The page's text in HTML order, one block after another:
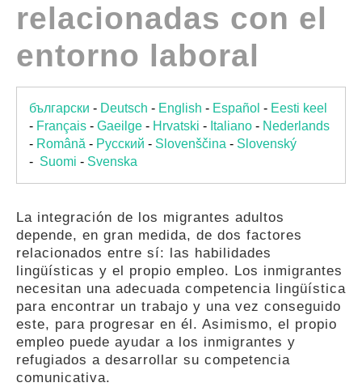
relacionadas con el
entorno laboral
български - Deutsch - English - Español - Eesti keel
- Français - Gaeilge - Hrvatski - Italiano - Nederlands
- Română - Pусский - Slovenščina - Slovenský
- Suomi - Svenska
La integración de los migrantes adultos
depende, en gran medida, de dos factores
relacionados entre sí: las habilidades
lingüísticas y el propio empleo. Los inmigrantes
necesitan una adecuada competencia lingüística
para encontrar un trabajo y una vez conseguido
este, para progresar en él. Asimismo, el propio
empleo puede ayudar a los inmigrantes y
refugiados a desarrollar su competencia
comunicativa.